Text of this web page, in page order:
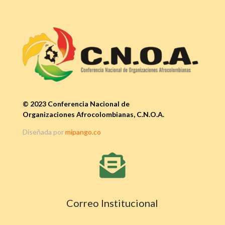
© 2023 Conferencia Nacional de
Organizaciones Afrocolombianas, C.N.O.A.
Diseñada pormipango.co

Correo Institucional